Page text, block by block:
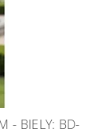
- BIELY: BD-